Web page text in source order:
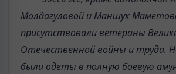
Молдагуловой и Маншук
присутствовали ветераны
Отечественной войны и труда.
были одеты в полную боевую